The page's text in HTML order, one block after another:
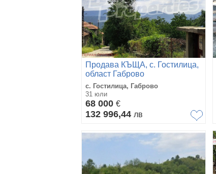
Продава КЪЩА, с. Гостилица,
област Габрово
с. Гостилица, Габрово
31 юли
68 000 €
132 996,44 лв